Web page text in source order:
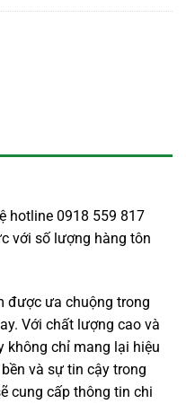
hotline 0918 559 817
với số lượng hàng tôn
được ưa chuộng trong
Với chất lượng cao và
không chỉ mang lại hiệu
và sự tin cậy trong
cung cấp thông tin chi